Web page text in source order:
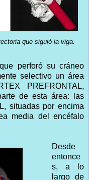
que siguió la viga.
perforó su cráneo
selectivo un área
PREFRONTAL,
de esta área: las
situadas por encima
media del encéfalo
Desde
entonce
s, a lo
largo de